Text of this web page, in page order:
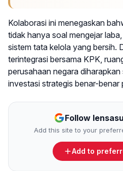
Kolaborasi ini menegaskan
tidak hanya soal mengejar
sistem tata kelola yang bersih.
terintegrasi bersama KPK,
perusahaan negara
investasi strategis benar-benar
Follow
Add this site to your
Add to